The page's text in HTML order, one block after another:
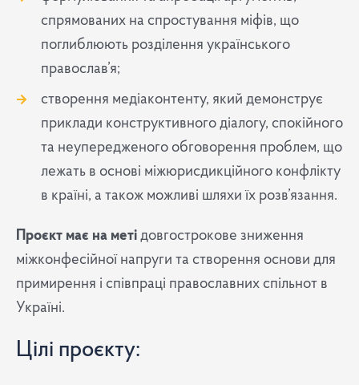
спрямованих на спростування міфів, що
поглиблюють розділення українського
православ’я;
створення медіаконтенту, який демонструє
приклади конструктивного діалогу, спокійного
та неупередженого обговорення проблем, що
лежать в основі міжюрисдикційного конфлікту
в країні, а також можливі шляхи їх розв’язання.
Проєкт має на меті довгострокове зниження
міжконфесійної напруги та створення основи для
примирення і співпраці православних спільнот в
Україні.
Цілі проєкту: